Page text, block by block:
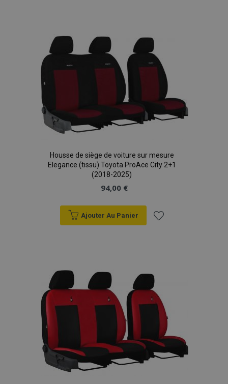
liste
d'achats
Housse de siège de voiture sur mesure
Elegance (tissu) Toyota ProAce City 2+1
(2018-2025)
94,00 €
Ajouter Au Panier
liste
d'achats